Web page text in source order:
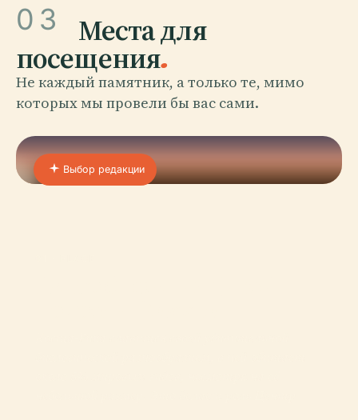
03 Места для
посещения.
Не каждый памятник, а только те, мимо
которых мы провели бы вас сами.
Выбор редакции